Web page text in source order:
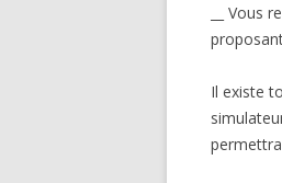
__ Vous
Il existe